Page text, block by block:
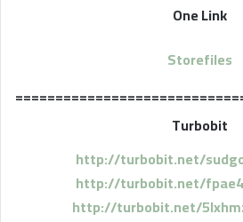
One Link
Storefiles
Turbobit
http://turbobit.net/
http://turbobit.net/
http://turbobit.net/